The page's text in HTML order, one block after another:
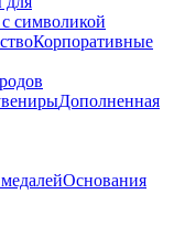
символикой
Корпоративные
Дополненная
Основания